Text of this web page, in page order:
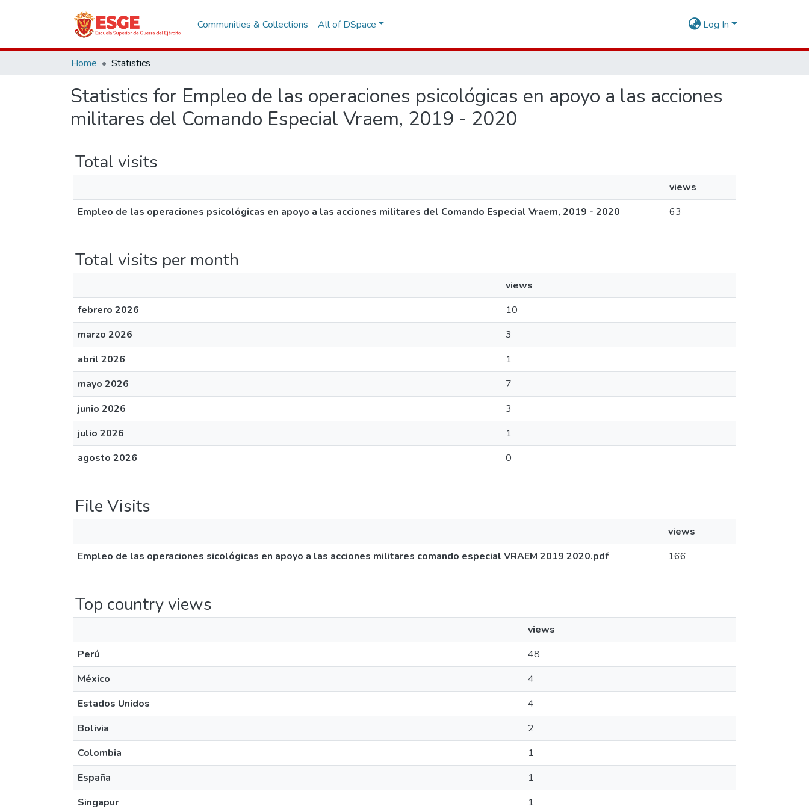
Communities & Collections All of DSpace Log In
Home Statistics
Statistics for Empleo de las operaciones psicológicas en apoyo a las acciones
militares del Comando Especial Vraem, 2019 - 2020
Total visits
views
Empleo de las operaciones psicológicas en apoyo a las acciones militares del Comando Especial Vraem, 2019 - 2020
63
Total visits per month
views
febrero 2026
10
marzo 2026
3
abril 2026
1
mayo 2026
7
junio 2026
3
julio 2026
1
agosto 2026
0
File Visits
views
Empleo de las operaciones sicológicas en apoyo a las acciones militares comando especial VRAEM 2019 2020.pdf
166
Top country views
views
Perú
48
México
4
Estados Unidos
4
Bolivia
2
Colombia
1
España
1
Singapur
1